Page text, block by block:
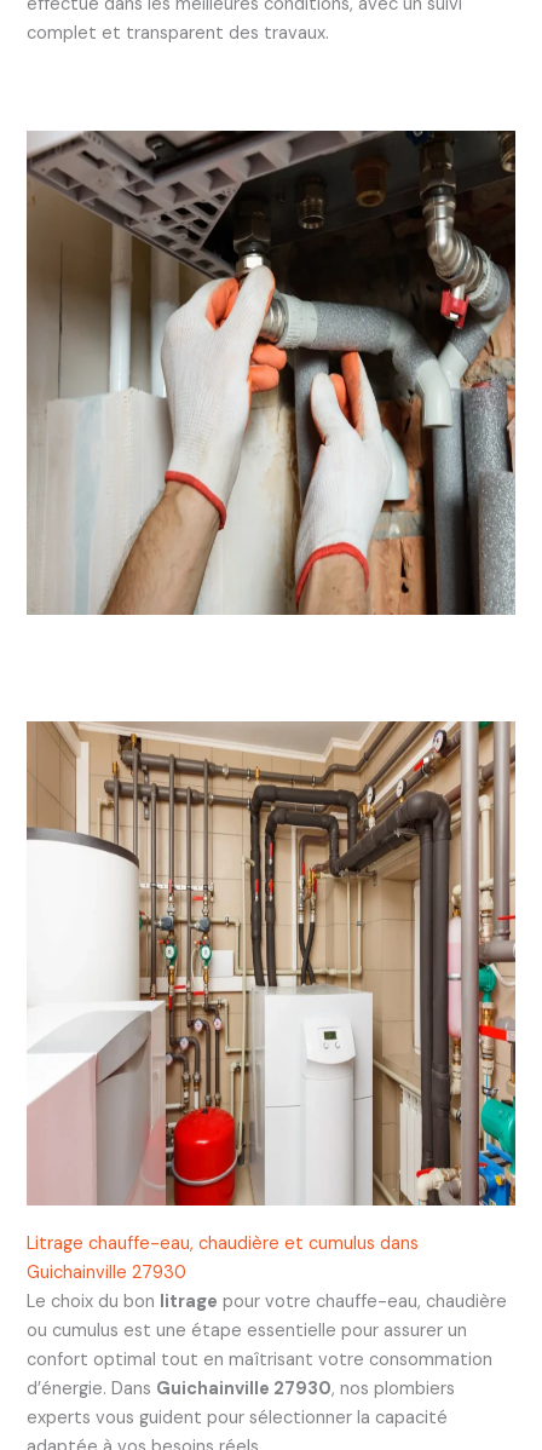
complet et transparent des travaux.
Litrage chauffe-eau, chaudière et cumulus dans
Guichainville 27930
Le choix du bon litrage pour votre chauffe-eau, chaudière
ou cumulus est une étape essentielle pour assurer un
confort optimal tout en maîtrisant votre consommation
d’énergie. Dans Guichainville 27930, nos plombiers
experts vous guident pour sélectionner la capacité